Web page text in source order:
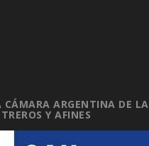
CÁMARA ARGENTINA DE LA
Y AFINES